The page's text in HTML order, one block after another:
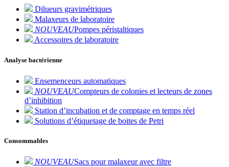
Dilueurs gravimétriques
Malaxeurs de laboratoire
NOUVEAUPompes péristaltiques
Accessoires de laboratoire
Analyse bactérienne
Ensemenceurs automatiques
NOUVEAUCompteurs de colonies et lecteurs de zones
d’inhibition
Station d’incubation et de comptage en temps réel
Solutions d’étiquetage de boites de Petri
Consommables
NOUVEAUSacs pour malaxeur avec filtre